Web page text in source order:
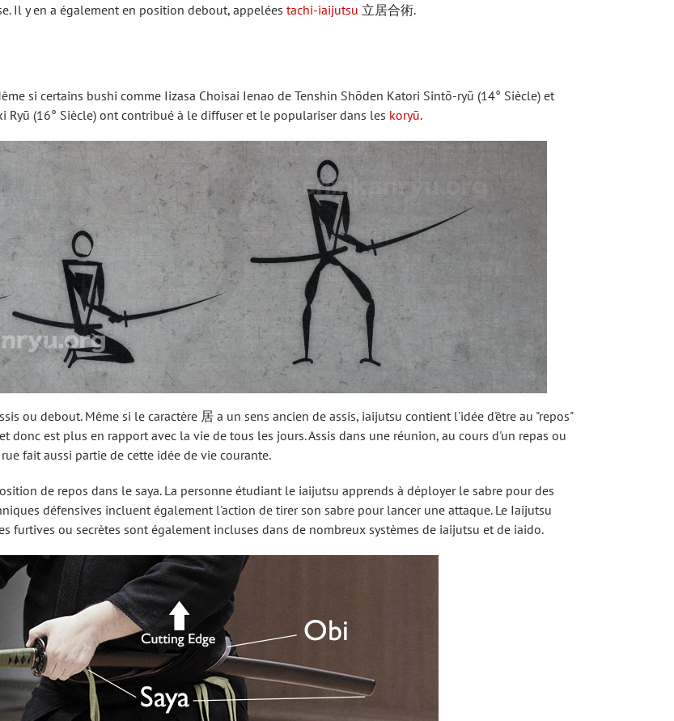
Il y en a également en position debout, appelées tachi-iaijutsu 立居合術.
si certains bushi comme Iizasa Choisai Ienao de Tenshin Shōden Katori Sintō-ryū (14° Siècle) et
Ryū (16° Siècle) ont contribué à le diffuser et le populariser dans les koryū.
ou debout. Même si le caractère 居 a un sens ancien de assis, iaijutsu contient l'idée d'être au "repos"
est plus en rapport avec la vie de tous les jours. Assis dans une réunion, au cours d'un repas ou
fait aussi partie de cette idée de vie courante.
de repos dans le saya. La personne étudiant le iaijutsu apprends à déployer le sabre pour des
défensives incluent également l'action de tirer son sabre pour lancer une attaque. Le Iaijutsu
furtives ou secrètes sont également incluses dans de nombreux systèmes de iaijutsu et de iaido.